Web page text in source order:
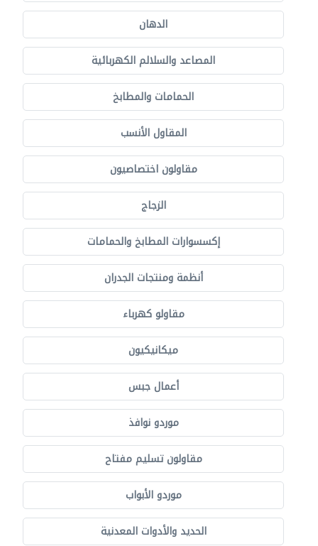
الدهان
المصاعد والسلالم الكهربائية
الحمامات والمطابخ
المقاول الأنسب
مقاولون اختصاصيون
الزجاج
إكسسوارات المطابخ والحمامات
أنظمة ومنتجات الجدران
مقاولو كهرباء
ميكانيكيون
أعمال جبس
موردو نوافذ
مقاولون تسليم مفتاح
موردو الأبواب
الحديد والأدوات المعدنية